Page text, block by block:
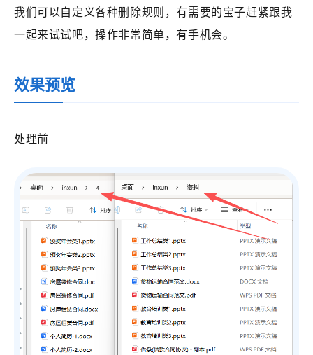
我们可以自定义各种删除规则，有需要的宝子赶紧跟我
一起来试试吧，操作非常简单，有手机会。
效果预览
处理前